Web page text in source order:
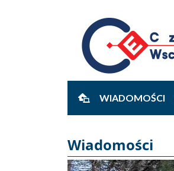
WIADOMOŚCI
Wiadomości